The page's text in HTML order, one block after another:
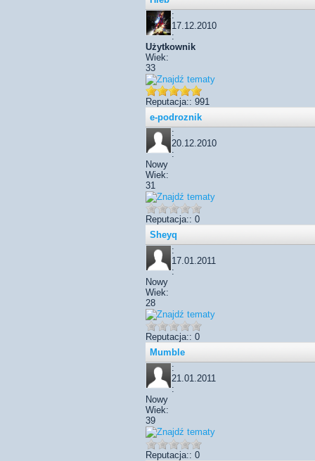
:
17.12.2010
:
Użytkownik
Wiek:
33
Reputacja:: 991
e-podroznik
:
20.12.2010
:
Nowy
Wiek:
31
Reputacja:: 0
Sheyq
:
17.01.2011
:
Nowy
Wiek:
28
Reputacja:: 0
Mumble
:
21.01.2011
:
Nowy
Wiek:
39
Reputacja:: 0